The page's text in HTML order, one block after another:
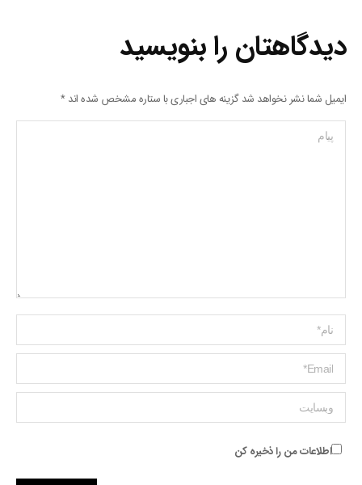
دیدگاهتان را بنویسید
ایمیل شما نشر نخواهد شد گزینه های اجباری با ستاره مشخص شده اند*
پیام
Name *
ایمیل *
وبسایت
اطلاعات من را ذخیره کن